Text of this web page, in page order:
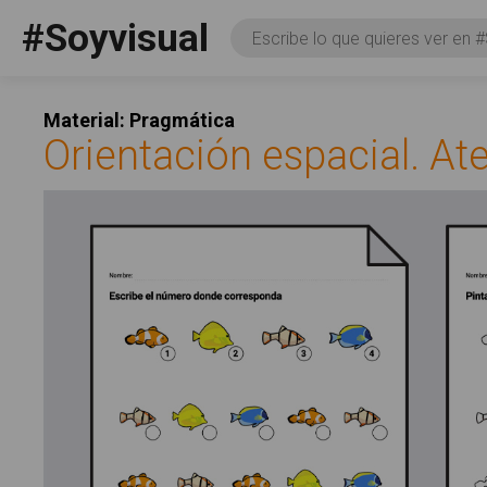
#Soyvisual Consulta
Material: Pragmática
Orientación espacial.
Social
FacebookYouTubeTwitter